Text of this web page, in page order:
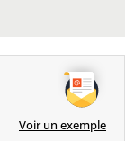
Voir un exemple